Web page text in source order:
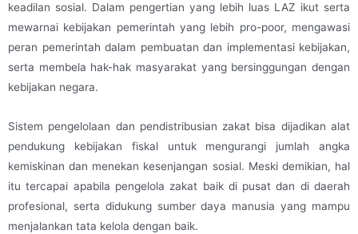
keadilan sosial. Dalam pengertian yang lebih luas LAZ ikut serta
mewarnai kebijakan pemerintah yang lebih pro-poor, mengawasi
peran pemerintah dalam pembuatan dan implementasi kebijakan,
serta membela hak-hak masyarakat yang bersinggungan dengan
kebijakan negara.
Sistem pengelolaan dan pendistribusian zakat bisa dijadikan alat
pendukung kebijakan fiskal untuk mengurangi jumlah angka
kemiskinan dan menekan kesenjangan sosial. Meski demikian, hal
itu tercapai apabila pengelola zakat baik di pusat dan di daerah
profesional, serta didukung sumber daya manusia yang mampu
menjalankan tata kelola dengan baik.